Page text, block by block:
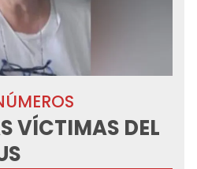
VÍCTIMAS DEL